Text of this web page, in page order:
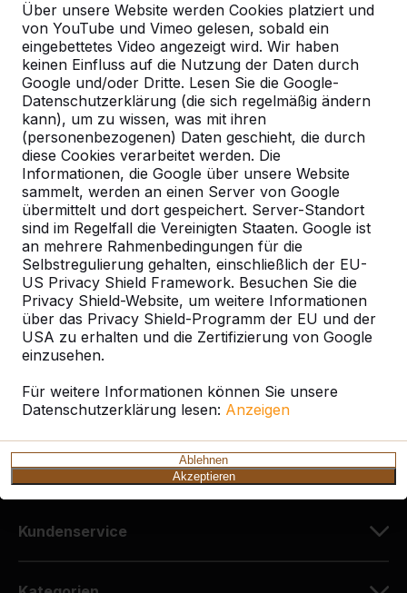
Über unsere Website werden Cookies platziert und
von YouTube und Vimeo gelesen, sobald ein
eingebettetes Video angezeigt wird. Wir haben
keinen Einfluss auf die Nutzung der Daten durch
Google und/oder Dritte. Lesen Sie die Google-
Datenschutzerklärung (die sich regelmäßig ändern
kann), um zu wissen, was mit ihren
(personenbezogenen) Daten geschieht, die durch
diese Cookies verarbeitet werden. Die
Informationen, die Google über unsere Website
sammelt, werden an einen Server von Google
übermittelt und dort gespeichert. Server-Standort
sind im Regelfall die Vereinigten Staaten. Google ist
an mehrere Rahmenbedingungen für die
Selbstregulierung gehalten, einschließlich der EU-
US Privacy Shield Framework. Besuchen Sie die
Privacy Shield-Website, um weitere Informationen
über das Privacy Shield-Programm der EU und der
USA zu erhalten und die Zertifizierung von Google
einzusehen.
Für weitere Informationen können Sie unsere
Datenschutzerklärung lesen: Anzeigen
Ablehnen
Akzeptieren
Zie ook
Hannover
Kontakt
HeBlad Deutschland
Diekerstraße 97
42781 Haan
Deutschland
+49 212 934 77 25
info@HeBlad.de
Kundenservice